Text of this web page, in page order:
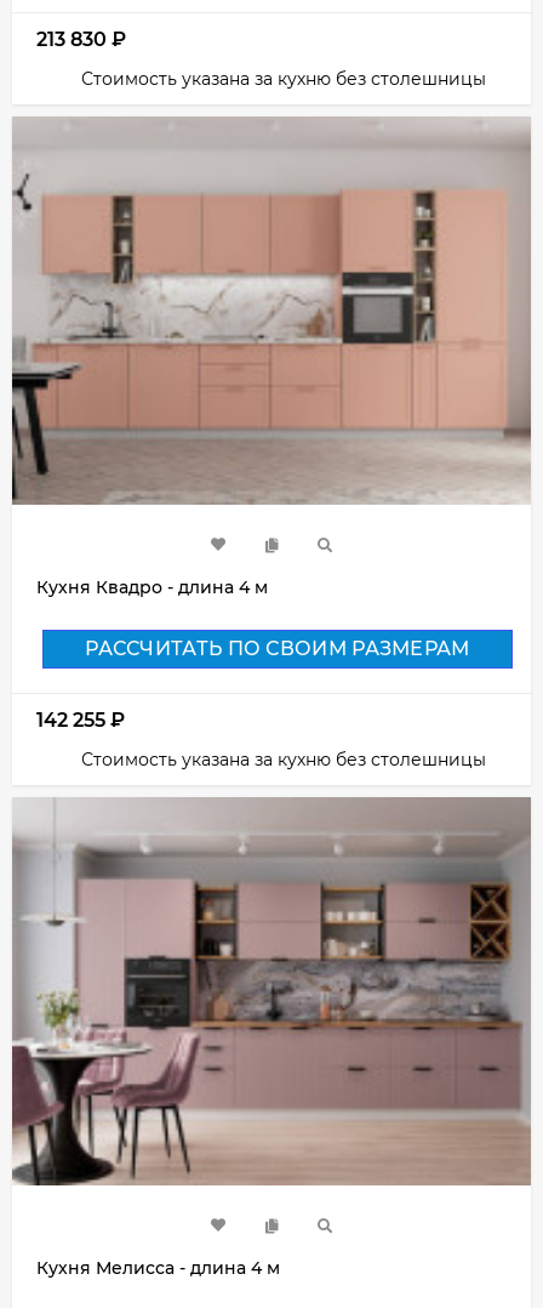
213 830 ₽
Стоимость указана за кухню без столешницы
Кухня Квадро - длина 4 м
РАССЧИТАТЬ ПО СВОИМ РАЗМЕРАМ
142 255 ₽
Стоимость указана за кухню без столешницы
Кухня Мелисса - длина 4 м